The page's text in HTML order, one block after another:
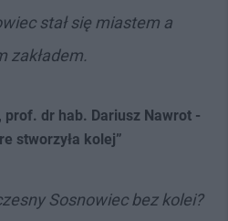
stał się miastem a
zakładem.
prof. dr hab. Dariusz Nawrot -
stworzyła kolej”
Sosnowiec bez kolei?